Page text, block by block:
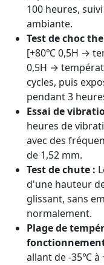
100 heures,
ambiante.
Test de choc
[+80℃ 0,5H →
0,5H →
cycles, puis
pendant 3
Essai de
heures de
avec des
de 1,52 mm.
Test de chute :
d'une hauteur
glissant, sans
normalement.
Plage de
allant de -35℃ à